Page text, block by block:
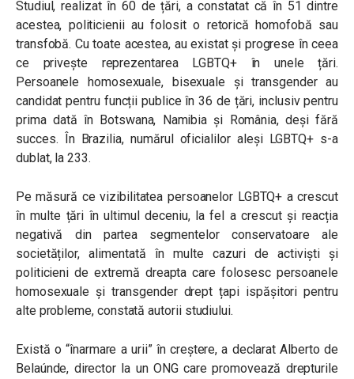
Studiul, realizat în 60 de țări, a constatat că în 51 dintre
acestea, politicienii au folosit o retorică homofobă sau
transfobă. Cu toate acestea, au existat și progrese în ceea
ce privește reprezentarea LGBTQ+ în unele țări.
Persoanele homosexuale, bisexuale și transgender au
candidat pentru funcții publice în 36 de țări, inclusiv pentru
prima dată în Botswana, Namibia și România, deși fără
succes. În Brazilia, numărul oficialilor aleși LGBTQ+ s-a
dublat, la 233.
Pe măsură ce vizibilitatea persoanelor LGBTQ+ a crescut
în multe țări în ultimul deceniu, la fel a crescut și reacția
negativă din partea segmentelor conservatoare ale
societăților, alimentată în multe cazuri de activiști și
politicieni de extremă dreapta care folosesc persoanele
homosexuale și transgender drept țapi ispășitori pentru
alte probleme, constată autorii studiului.
Există o “înarmare a urii” în creștere, a declarat Alberto de
Belaúnde, director la un ONG care promovează drepturile